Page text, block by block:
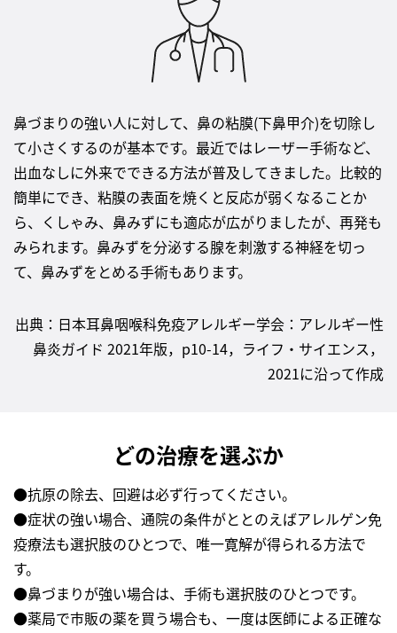
鼻づまりの強い人に対して、鼻の粘膜(下鼻甲介)を切除し
て小さくするのが基本です。最近ではレーザー手術など、
出血なしに外来でできる方法が普及してきました。比較的
簡単にでき、粘膜の表面を焼くと反応が弱くなることか
ら、くしゃみ、鼻みずにも適応が広がりましたが、再発も
みられます。鼻みずを分泌する腺を刺激する神経を切っ
て、鼻みずをとめる手術もあります。
出典：日本耳鼻咽喉科免疫アレルギー学会：アレルギー性
鼻炎ガイド 2021年版，p10-14，ライフ・サイエンス，
2021に沿って作成
どの治療を選ぶか
●抗原の除去、回避は必ず行ってください。
●症状の強い場合、通院の条件がととのえばアレルゲン免
疫療法も選択肢のひとつで、唯一寛解が得られる方法で
す。
●鼻づまりが強い場合は、手術も選択肢のひとつです。
●薬局で市販の薬を買う場合も、一度は医師による正確な